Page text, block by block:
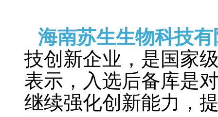
海南苏生生物科技
技创新企业，是国家
表示，入选后备库是
继续强化创新能力，